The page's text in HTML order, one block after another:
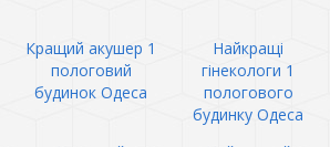
Кращий акушер 1
пологовий
будинок Одеса
Найкращі
гінекологи 1
пологового
будинку Одеса